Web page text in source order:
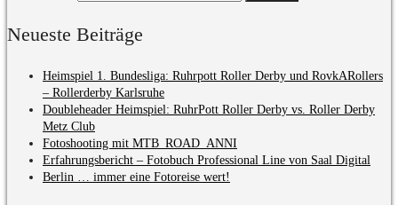
Neueste Beiträge
Heimspiel 1. Bundesliga: Ruhrpott Roller Derby und RovkARollers
– Rollerderby Karlsruhe
Doubleheader Heimspiel: RuhrPott Roller Derby vs. Roller Derby
Metz Club
Fotoshooting mit MTB_ROAD_ANNI
Erfahrungsbericht – Fotobuch Professional Line von Saal Digital
Berlin … immer eine Fotoreise wert!